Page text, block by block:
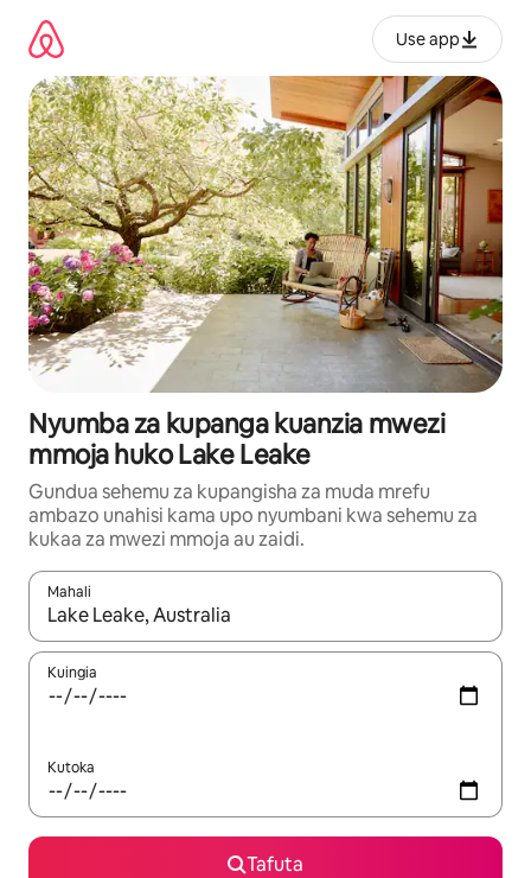
kwenda
kwenye
maudhui
Use app
Nyumba za kupanga kuanzia mwezi
mmoja huko Lake Leake
Gundua sehemu za kupangisha za muda mrefu
ambazo unahisi kama upo nyumbani kwa sehemu za
kukaa za mwezi mmoja au zaidi.
Mahali
Wakati matokeo yanapatikana, vinjari kwa kutumia vitufe vya
Kuingia
Kutoka
Tafuta